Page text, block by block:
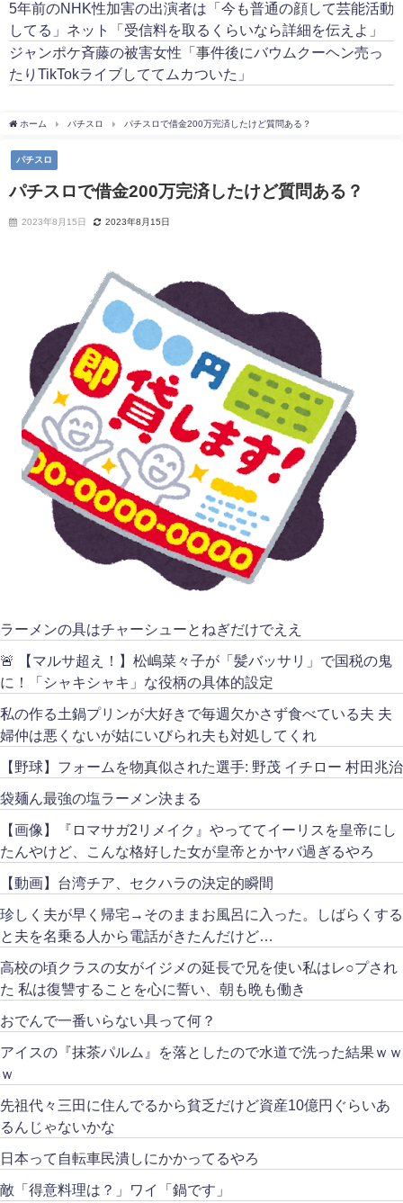
5年前のNHK性加害の出演者は「今も普通の顔して芸能活動
してる」ネット「受信料を取るくらいなら詳細を伝えよ」
ジャンポケ斉藤の被害女性「事件後にバウムクーヘン売っ
たりTikTokライブしててムカついた」
ホーム パチスロ パチスロで借金200万完済したけど質問ある？
パチスロ
パチスロで借金200万完済したけど質問ある？
2023年8月15日 2023年8月15日
ラーメンの具はチャーシューとねぎだけでええ
🚨 【マルサ超え！】松嶋菜々子が「髪バッサリ」で国税の鬼
に！「シャキシャキ」な役柄の具体的設定
私の作る土鍋プリンが大好きで毎週欠かさず食べている夫 夫
婦仲は悪くないが姑にいびられ夫も対処してくれ
【野球】フォームを物真似された選手: 野茂 イチロー 村田兆治
袋麺ん最強の塩ラーメン決まる
【画像】『ロマサガ2リメイク』やっててイーリスを皇帝にし
たんやけど、こんな格好した女が皇帝とかヤバ過ぎるやろ
【動画】台湾チア、セクハラの決定的瞬間
珍しく夫が早く帰宅→そのままお風呂に入った。しばらくする
と夫を名乗る人から電話がきたんだけど…
高校の頃クラスの女がイジメの延長で兄を使い私はレ○プされ
た 私は復讐することを心に誓い、朝も晩も働き
おでんで一番いらない具って何？
アイスの『抹茶パルム』を落としたので水道で洗った結果ｗｗ
ｗ
先祖代々三田に住んでるから貧乏だけど資産10億円ぐらいあ
るんじゃないかな
日本って自転車民潰しにかかってるやろ
敵「得意料理は？」ワイ「鍋です」